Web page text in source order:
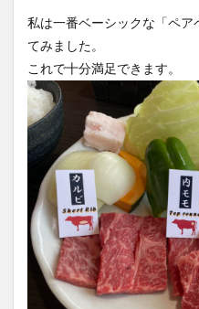
私は一番ベーシックな「ペア
てみました。
これで十分満足できます。